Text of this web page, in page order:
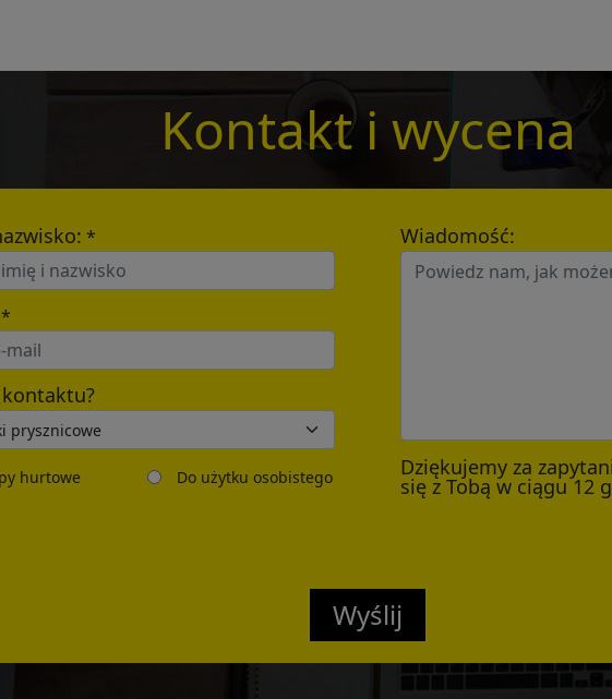
Confirmed
Kontakt i wycena
*
*
hurtowe Do użytku osobistego
Wiadomość:
Dziękujemy za
się z Tobą w ciągu 12
Wyślij